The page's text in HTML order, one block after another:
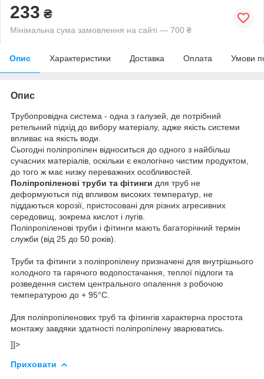
233 ₴
Мінімальна сума замовлення на сайті — 700 ₴
Опис Характеристики Доставка Оплата Умови
Опис
Трубопровідна система - одна з галузей, де потрібний
ретельний підхід до вибору матеріалу, адже якість системи
впливає на якість води.
Сьогодні поліпропілен відноситься до одного з найбільш
сучасних матеріалів, оскільки є екологічно чистим продуктом,
до того ж має низку переважних особливостей.
Поліпропіленові труби та фітинги для труб не
деформуються під впливом високих температур, не
піддаються корозії, пристосовані для різних агресивних
середовищ, зокрема кислот і лугів.
Поліпропіленові труби і фітинги мають багаторічний термін
служби (від 25 до 50 років).
Труби та фітинги з поліпропілену призначені для внутрішнього
холодного та гарячого водопостачання, теплої підлоги та
розведення систем центрального опалення з робочою
температурою до + 95°С.
Для поліпропіленових труб та фітингів характерна простота
монтажу завдяки здатності поліпропілену зварюватись.
]]>
Приховати